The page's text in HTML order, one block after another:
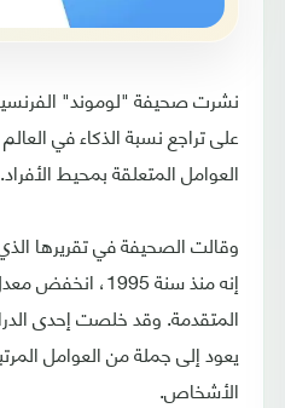
نشرت صحيفة "لوموند"
على تراجع نسبة الذكاء في
العوامل المتعلقة بمحيط الأفراد.
إنه منذ سنة 1995،
المتقدمة. وقد خلصت إحدى
يعود إلى جملة من العوامل
الأشخاص.